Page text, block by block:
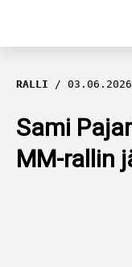
FORMULA 1
RALLI
KALLE
RALLI 03.06.2026
Sami
MM-rallin